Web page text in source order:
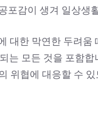
포감이 생겨 일상생
대한 막연한 두려
는 모든 것을 포함
위협에 대응할 수